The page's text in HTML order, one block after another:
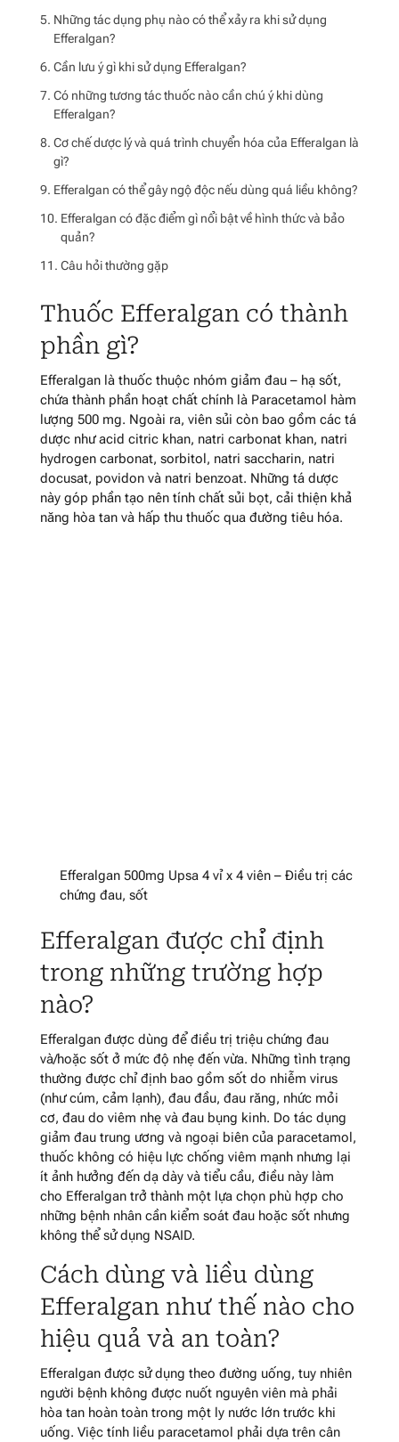
Những tác dụng phụ nào có thể xảy ra khi sử dụng
Efferalgan?
Cần lưu ý gì khi sử dụng Efferalgan?
Có những tương tác thuốc nào cần chú ý khi dùng
Efferalgan?
Cơ chế dược lý và quá trình chuyển hóa của Efferalgan là
gì?
Efferalgan có thể gây ngộ độc nếu dùng quá liều không?
Efferalgan có đặc điểm gì nổi bật về hình thức và bảo
quản?
Câu hỏi thường gặp
Thuốc Efferalgan có thành
phần gì?
Efferalgan là thuốc thuộc nhóm giảm đau – hạ sốt,
chứa thành phần hoạt chất chính là Paracetamol hàm
lượng 500 mg. Ngoài ra, viên sủi còn bao gồm các tá
dược như acid citric khan, natri carbonat khan, natri
hydrogen carbonat, sorbitol, natri saccharin, natri
docusat, povidon và natri benzoat. Những tá dược
này góp phần tạo nên tính chất sủi bọt, cải thiện khả
năng hòa tan và hấp thu thuốc qua đường tiêu hóa.
Efferalgan 500mg Upsa 4 vỉ x 4 viên – Điều trị các
chứng đau, sốt
Efferalgan được chỉ định
trong những trường hợp
nào?
Efferalgan được dùng để điều trị triệu chứng đau
và/hoặc sốt ở mức độ nhẹ đến vừa. Những tình trạng
thường được chỉ định bao gồm sốt do nhiễm virus
(như cúm, cảm lạnh), đau đầu, đau răng, nhức mỏi
cơ, đau do viêm nhẹ và đau bụng kinh. Do tác dụng
giảm đau trung ương và ngoại biên của paracetamol,
thuốc không có hiệu lực chống viêm mạnh nhưng lại
ít ảnh hưởng đến dạ dày và tiểu cầu, điều này làm
cho Efferalgan trở thành một lựa chọn phù hợp cho
những bệnh nhân cần kiểm soát đau hoặc sốt nhưng
không thể sử dụng NSAID.
Cách dùng và liều dùng
Efferalgan như thế nào cho
hiệu quả và an toàn?
Efferalgan được sử dụng theo đường uống, tuy nhiên
người bệnh không được nuốt nguyên viên mà phải
hòa tan hoàn toàn trong một ly nước lớn trước khi
uống. Việc tính liều paracetamol phải dựa trên cân